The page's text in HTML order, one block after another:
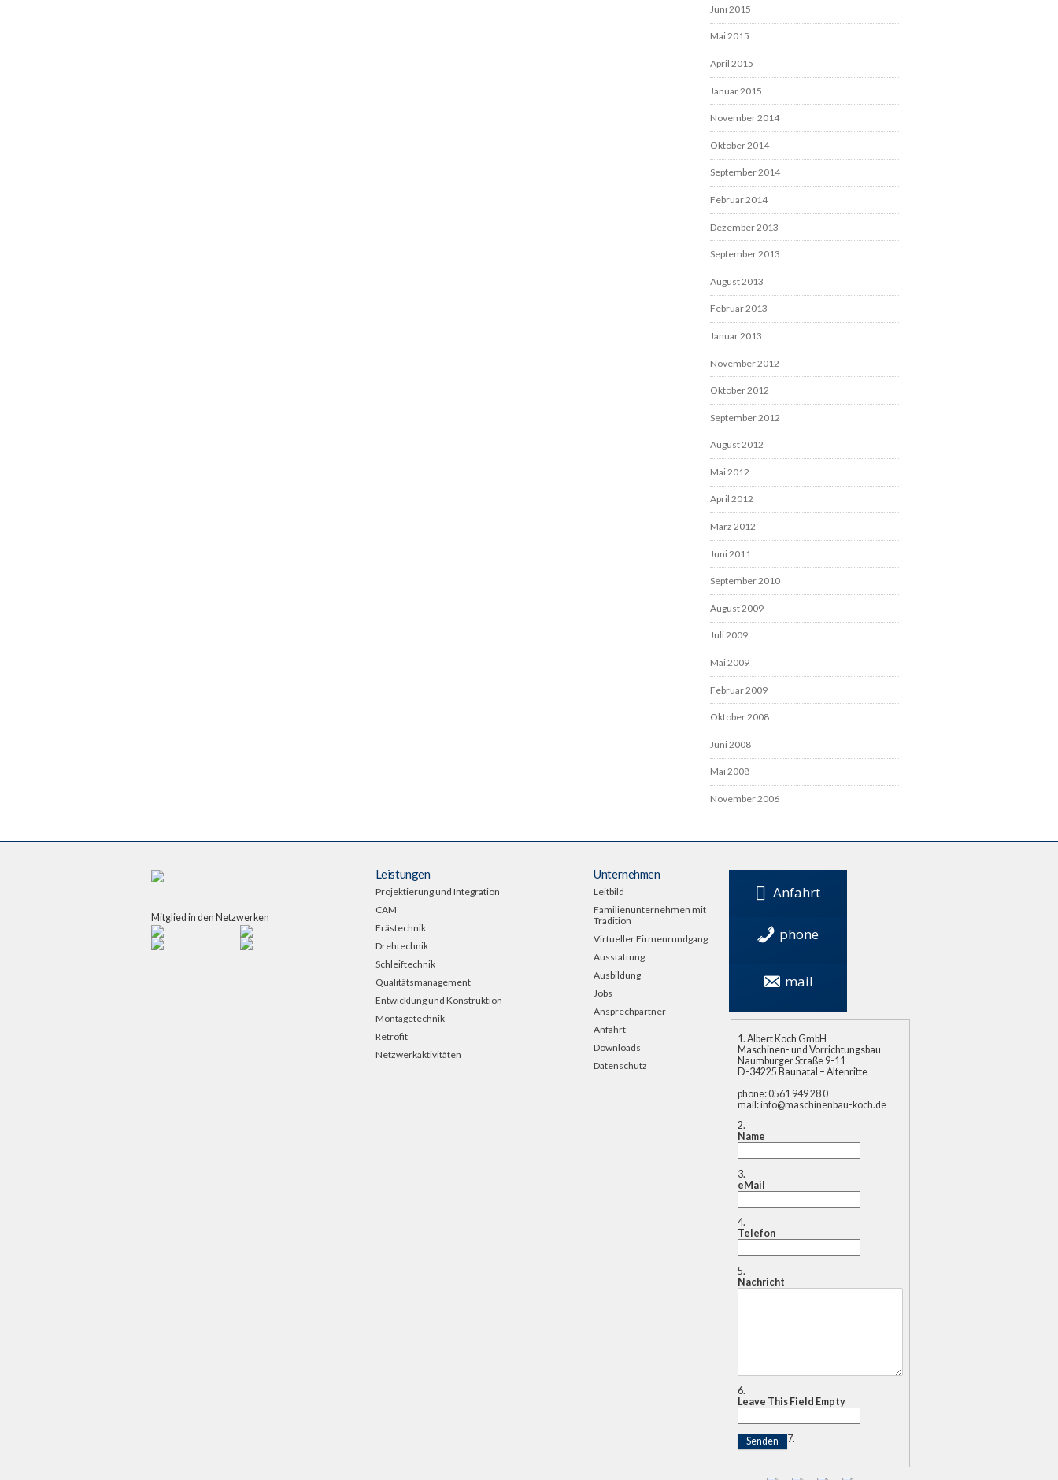
Juni 2015
Mai 2015
April 2015
Januar 2015
November 2014
Oktober 2014
September 2014
Februar 2014
Dezember 2013
September 2013
August 2013
Februar 2013
Januar 2013
November 2012
Oktober 2012
September 2012
August 2012
Mai 2012
April 2012
März 2012
Juni 2011
September 2010
August 2009
Juli 2009
Mai 2009
Februar 2009
Oktober 2008
Juni 2008
Mai 2008
November 2006
Mitglied in den Netzwerken
Leistungen
Projektierung und Integration
CAM
Frästechnik
Drehtechnik
Schleiftechnik
Qualitätsmanagement
Entwicklung und Konstruktion
Montagetechnik
Retrofit
Netzwerkaktivitäten
Unternehmen
Leitbild
Familienunternehmen mit
Tradition
Virtueller Firmenrundgang
Ausstattung
Ausbildung
Jobs
Ansprechpartner
Anfahrt
Downloads
Datenschutz
Anfahrt
phone
0561 949 28 0
mail
info@maschinenbau-
Albert Koch GmbH
Maschinen- und Vorrichtungsbau
Naumburger Straße 9-11
D-34225 Baunatal – Altenritte
phone:0561 949 28 0
mail:info@maschinenbau-koch.de
Name
eMail
Telefon
Nachricht
Leave This Field Empty